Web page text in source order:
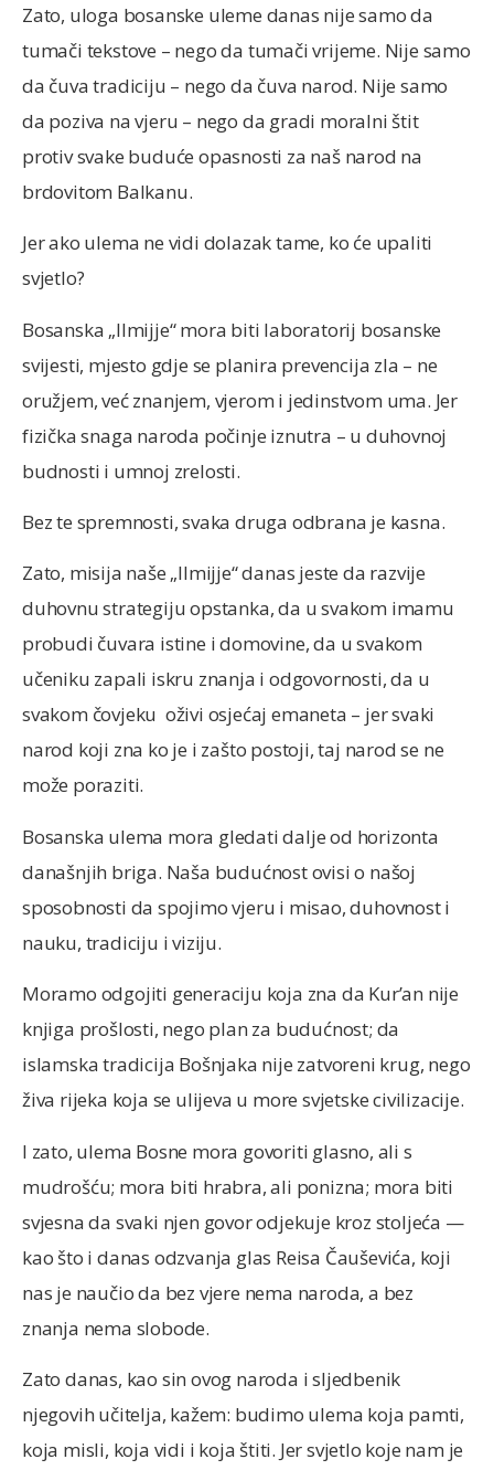
Zato, uloga bosanske uleme danas nije samo da
tumači tekstove – nego da tumači vrijeme. Nije samo
da čuva tradiciju – nego da čuva narod. Nije samo
da poziva na vjeru – nego da gradi moralni štit
protiv svake buduće opasnosti za naš narod na
brdovitom Balkanu.
Jer ako ulema ne vidi dolazak tame, ko će upaliti
svjetlo?
Bosanska „Ilmijje“ mora biti laboratorij bosanske
svijesti, mjesto gdje se planira prevencija zla – ne
oružjem, već znanjem, vjerom i jedinstvom uma. Jer
fizička snaga naroda počinje iznutra – u duhovnoj
budnosti i umnoj zrelosti.
Bez te spremnosti, svaka druga odbrana je kasna.
Zato, misija naše „Ilmijje“ danas jeste da razvije
duhovnu strategiju opstanka, da u svakom imamu
probudi čuvara istine i domovine, da u svakom
učeniku zapali iskru znanja i odgovornosti, da u
svakom čovjeku oživi osjećaj emaneta – jer svaki
narod koji zna ko je i zašto postoji, taj narod se ne
može poraziti.
Bosanska ulema mora gledati dalje od horizonta
današnjih briga. Naša budućnost ovisi o našoj
sposobnosti da spojimo vjeru i misao, duhovnost i
nauku, tradiciju i viziju.
Moramo odgojiti generaciju koja zna da Kur’an nije
knjiga prošlosti, nego plan za budućnost; da
islamska tradicija Bošnjaka nije zatvoreni krug, nego
živa rijeka koja se ulijeva u more svjetske civilizacije.
I zato, ulema Bosne mora govoriti glasno, ali s
mudrošću; mora biti hrabra, ali ponizna; mora biti
svjesna da svaki njen govor odjekuje kroz stoljeća —
kao što i danas odzvanja glas Reisa Čauševića, koji
nas je naučio da bez vjere nema naroda, a bez
znanja nema slobode.
Zato danas, kao sin ovog naroda i sljedbenik
njegovih učitelja, kažem: budimo ulema koja pamti,
koja misli, koja vidi i koja štiti. Jer svjetlo koje nam je